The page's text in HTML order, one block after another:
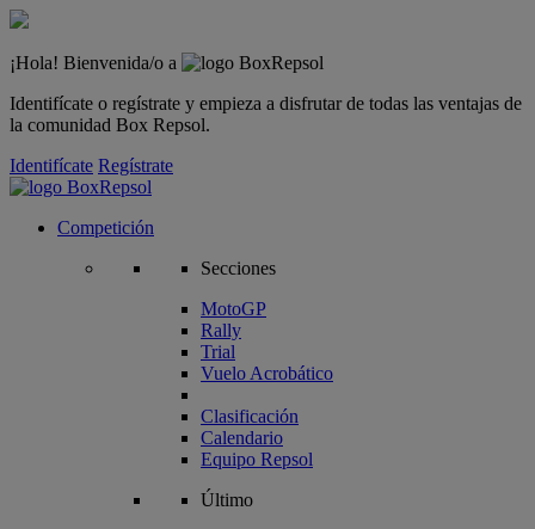
¡Hola! Bienvenida/o a
Identifícate o regístrate y empieza a disfrutar de todas las ventajas de
la comunidad Box Repsol.
Identifícate Regístrate
Competición
Secciones
MotoGP
Rally
Trial
Vuelo Acrobático
Clasificación
Calendario
Equipo Repsol
Último